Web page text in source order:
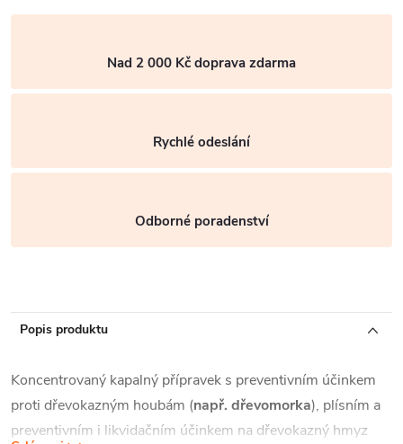
Nad 2 000 Kč doprava zdarma
Rychlé odeslání
Odborné poradenství
Popis produktu
Koncentrovaný kapalný přípravek s preventivním účinkem
proti dřevokazným houbám (např. dřevomorka), plísním a
preventivním i likvidačním účinkem na dřevokazný hmyz